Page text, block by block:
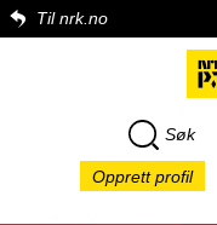
Til nrk.no
Søk
Opprett profil